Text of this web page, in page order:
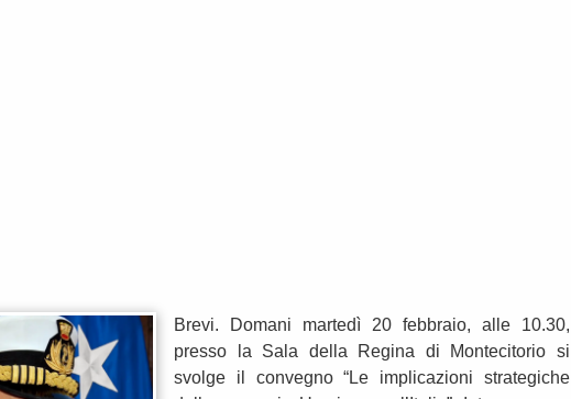
Brevi. Domani martedì 20 febbraio, alle 10.30,
presso la Sala della Regina di Montecitorio si
svolge il convegno “Le implicazioni strategiche